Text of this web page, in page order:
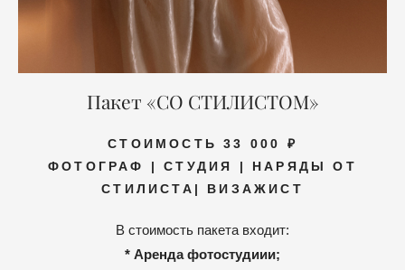
Пакет «СО СТИЛИСТОМ»
СТОИМОСТЬ 33 000 ₽
ФОТОГРАФ | СТУДИЯ | НАРЯДЫ ОТ
СТИЛИСТА| ВИЗАЖИСТ
В стоимость пакета входит:
* Аренда фотостудиии;